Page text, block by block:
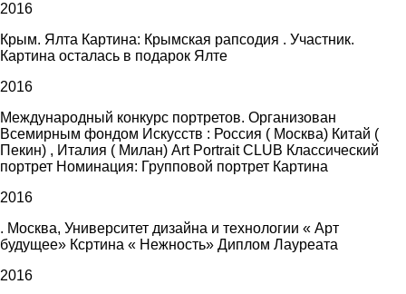
2016
Крым. Ялта Картина: Крымская рапсодия . Участник.
Картина осталась в подарок Ялте
2016
Международный конкурс портретов. Организован
Всемирным фондом Искусств : Россия ( Москва) Китай (
Пекин) , Италия ( Милан) Art Portrait CLUB Классический
портрет Номинация: Групповой портрет Картина
2016
. Москва, Университет дизайна и технологии « Арт
будущее» Ксртина « Нежность» Диплом Лауреата
2016